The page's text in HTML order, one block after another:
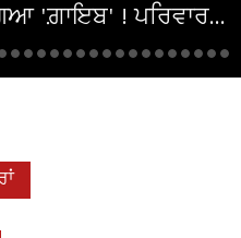
ਵਿਛ ਗਏ ਸੱਥਰ ! ਹੋਸ਼ ਉਡਾ...